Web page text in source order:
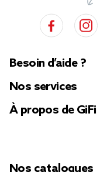
Besoin d’aide ?
Nos services
À propos de GiFi
Nos catalogues